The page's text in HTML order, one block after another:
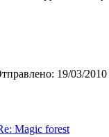
19/03/
Magic forest